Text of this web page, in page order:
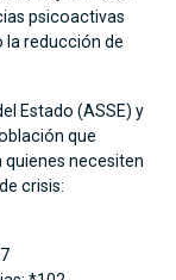
psicoactivas
la reducción de
Estado (ASSE) y
que
quienes necesiten
crisis: